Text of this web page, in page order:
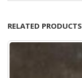
RELATED PRODUCTS